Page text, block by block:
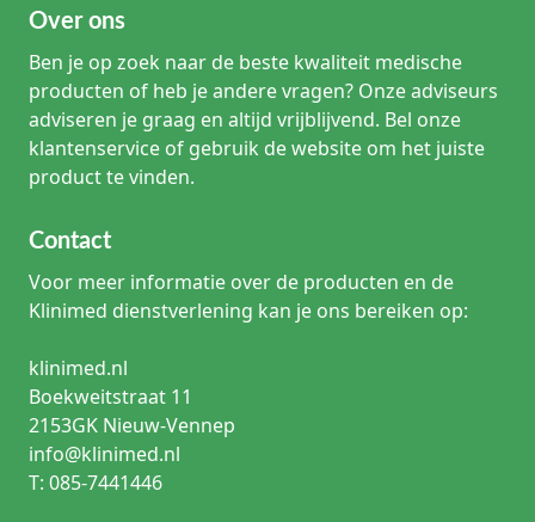
Over ons
Ben je op zoek naar de beste kwaliteit medische
producten of heb je andere vragen? Onze adviseurs
adviseren je graag en altijd vrijblijvend. Bel onze
klantenservice of gebruik de website om het juiste
product te vinden.
Contact
Voor meer informatie over de producten en de
Klinimed dienstverlening kan je ons bereiken op:
klinimed.nl
Boekweitstraat 11
2153GK Nieuw-Vennep
info@klinimed.nl
T: 085-7441446